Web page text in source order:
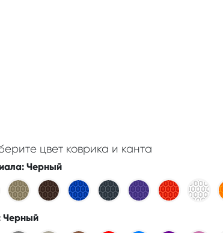
цвет коврика и канта
: Черный
Черный